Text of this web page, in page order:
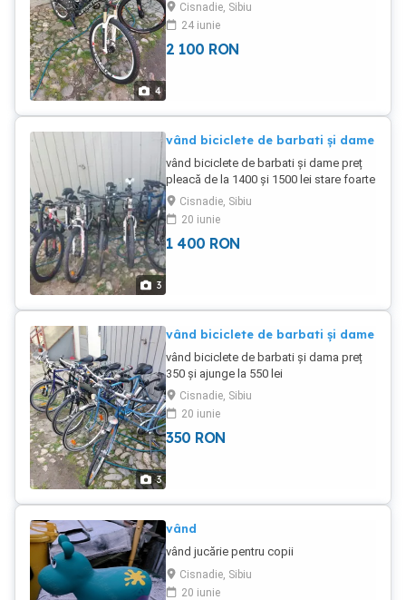
4
Cisnadie, Sibiu
24 iunie
2 100 RON
3
vând biciclete de barbati și dame
vând biciclete de barbati și dame preț
pleacă de la 1400 și 1500 lei stare foarte
bunaCisnadie, Sibiu
20 iunie
1 400 RON
3
vând biciclete de barbati și dame
vând biciclete de barbati și dama preț
350 și ajunge la 550 lei
Cisnadie, Sibiu
20 iunie
350 RON
vând
vând jucărie pentru copii
Cisnadie, Sibiu
20 iunie